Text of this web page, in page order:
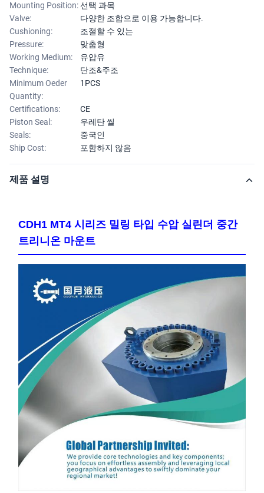
Mounting Position:선택 과목
Valve:
다양한 조합으로 이용 가능합니다.
Cushioning:
조절할 수 있는
Pressure:
맞춤형
Working Medium:
유압유
Technique:
단조&주조
Minimum Oeder
Quantity:
1PCS
Certifications:
CE
Piston Seal:
우레탄 씰
Seals:
중국인
Ship Cost:
포함하지 않음
제품 설명
CDH1 MT4 시리즈 밀링 타입 수압 실린더 중간
트리니온 마운트